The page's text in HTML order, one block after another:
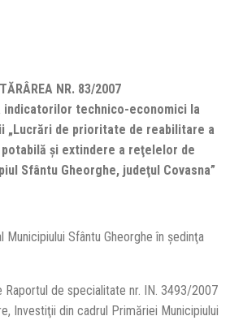
NR. 83/2007
indicatorilor technico-economici la
„Lucrări de prioritate de reabilitare a
şi extindere a reţelelor de
Sfântu Gheorghe, judeţul Covasna”
Sfântu Gheorghe în şedinţa
de specialitate nr. IN. 3493/2007
Investiţii din cadrul Primăriei Municipiului